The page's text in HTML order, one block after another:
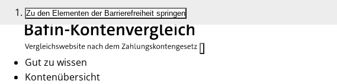
Zu den Elementen der Barrierefreiheit springen
Gut zu wissen
Kontenübersicht